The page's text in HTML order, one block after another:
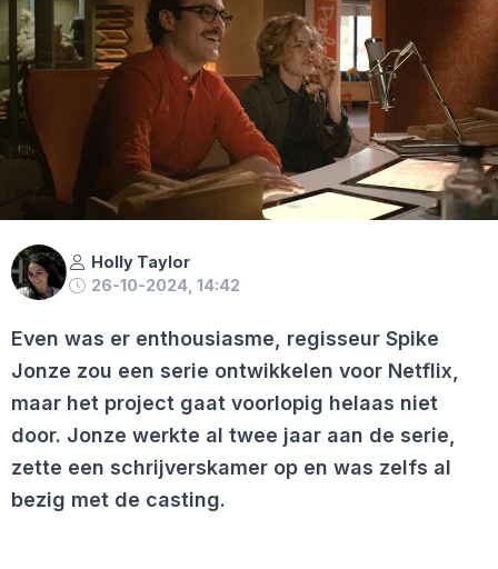
Holly Taylor
26-10-2024, 14:42
Even was er enthousiasme, regisseur Spike
Jonze zou een serie ontwikkelen voor Netflix,
maar het project gaat voorlopig helaas niet
door. Jonze werkte al twee jaar aan de serie,
zette een schrijverskamer op en was zelfs al
bezig met de casting.